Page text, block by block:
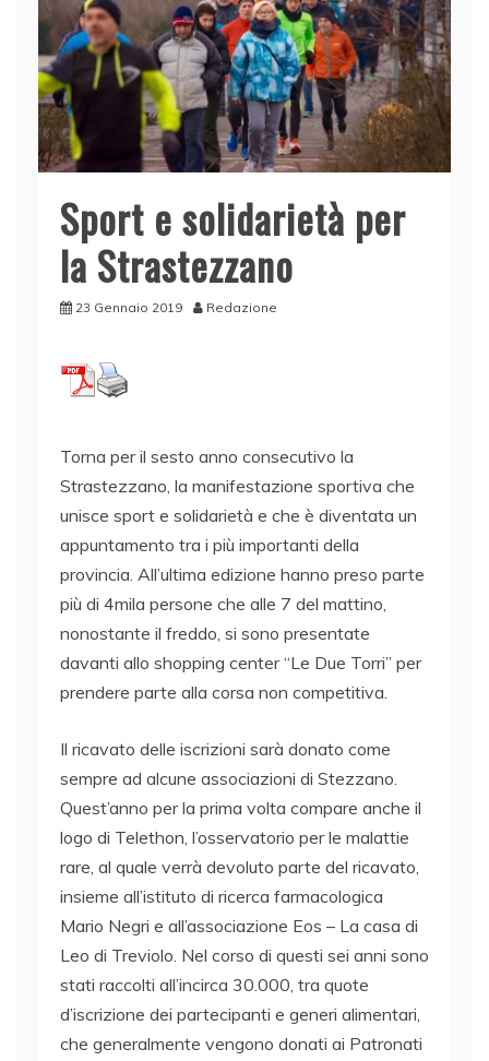
Sport e solidarietà per
la Strastezzano
23 Gennaio 2019 Redazione
Torna per il sesto anno consecutivo la
Strastezzano, la manifestazione sportiva che
unisce sport e solidarietà e che è diventata un
appuntamento tra i più importanti della
provincia. All’ultima edizione hanno preso parte
più di 4mila persone che alle 7 del mattino,
nonostante il freddo, si sono presentate
davanti allo shopping center “Le Due Torri” per
prendere parte alla corsa non competitiva.
Il ricavato delle iscrizioni sarà donato come
sempre ad alcune associazioni di Stezzano.
Quest’anno per la prima volta compare anche il
logo di Telethon, l’osservatorio per le malattie
rare, al quale verrà devoluto parte del ricavato,
insieme all’istituto di ricerca farmacologica
Mario Negri e all’associazione Eos – La casa di
Leo di Treviolo. Nel corso di questi sei anni sono
stati raccolti all’incirca 30.000, tra quote
d’iscrizione dei partecipanti e generi alimentari,
che generalmente vengono donati ai Patronati